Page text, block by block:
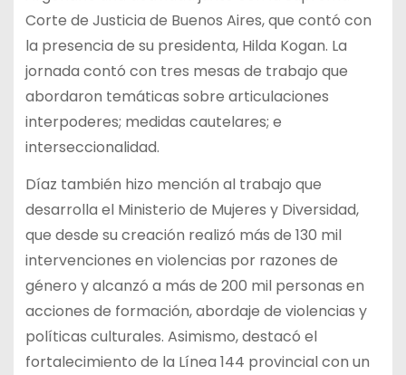
Corte de Justicia de Buenos Aires, que contó con
la presencia de su presidenta, Hilda Kogan. La
jornada contó con tres mesas de trabajo que
abordaron temáticas sobre articulaciones
interpoderes; medidas cautelares; e
interseccionalidad.
Díaz también hizo mención al trabajo que
desarrolla el Ministerio de Mujeres y Diversidad,
que desde su creación realizó más de 130 mil
intervenciones en violencias por razones de
género y alcanzó a más de 200 mil personas en
acciones de formación, abordaje de violencias y
políticas culturales. Asimismo, destacó el
fortalecimiento de la Línea 144 provincial con un